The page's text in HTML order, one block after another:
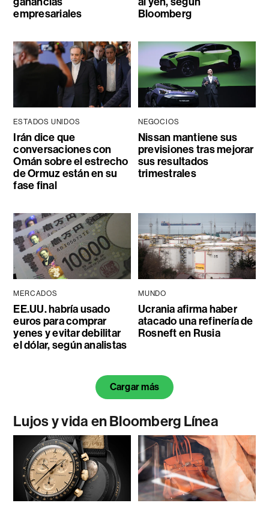
empresariales
Bloomberg
ESTADOS UNIDOS
Irán dice que
conversaciones con
Omán sobre el estrecho
de Ormuz están en su
fase final
NEGOCIOS
Nissan mantiene sus
previsiones tras mejorar
sus resultados
trimestrales
MERCADOS
EE.UU. habría usado
euros para comprar
yenes y evitar debilitar
el dólar, según analistas
MUNDO
Ucrania afirma haber
atacado una refinería de
Rosneft en Rusia
Cargar más
Lujos y vida en Bloomberg Línea